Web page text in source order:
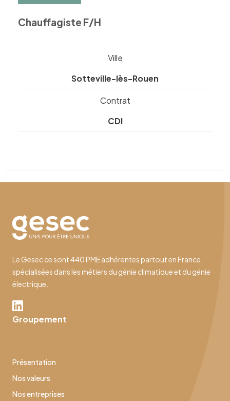
Chauffagiste F/H
Ville
Sotteville-lès-Rouen
Contrat
CDI
Le Gesec ce sont 440 PME adhérentes partout en France,
spécialisées dans les métiers du génie climatique et du génie
électrique.
Groupement
Présentation
Nos valeurs
Nos entreprises